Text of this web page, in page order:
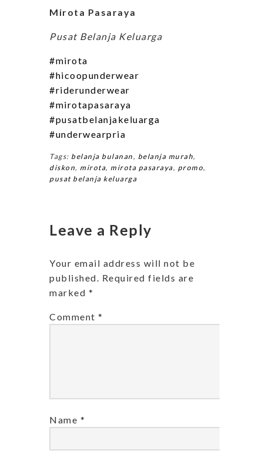
Mirota Pasaraya
Pusat Belanja Keluarga
#mirota
#hicoopunderwear
#riderunderwear
#mirotapasaraya
#pusatbelanjakeluarga
#underwearpria
Tags: belanja bulanan, belanja murah,
diskon, mirota, mirota pasaraya, promo,
pusat belanja keluarga
Leave a Reply
Your email address will not be
published. Required fields are
marked *
Comment *
Name *